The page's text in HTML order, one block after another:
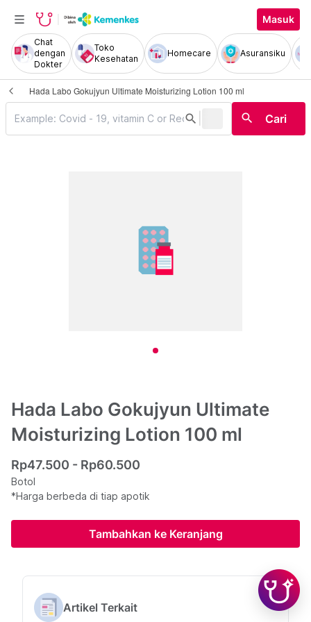
Masuk
Chat
dengan
Dokter
Toko
Kesehatan
Homecare Asuransiku
Hada Labo Gokujyun Ultimate Moisturizing Lotion 100 ml
search search Cari
Hada Labo Gokujyun Ultimate
Moisturizing Lotion 100 ml
Rp47.500 - Rp60.500
Botol
*Harga berbeda di tiap apotik
Tambahkan ke Keranjang
Artikel Terkait